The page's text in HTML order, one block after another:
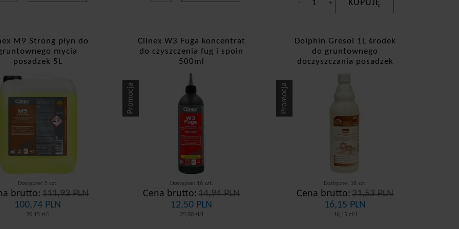
- + KUPUJĘ
M9 Strong płyn do
mycia
posadzek 5L
Dostępne: 5 szt.
brutto: 111,93 PLN
100,74 PLN
20,15 zł/l
Clinex W3 Fuga koncentrat
do czyszczenia fug i spoin
500ml
Dostępne: 16 szt.
Cena brutto: 14,94 PLN
12,50 PLN
25,00 zł/l
Promocja
Dolphin Gresol 1L środek
do gruntownego
doczyszczania posadzek
Dostępne: 16 szt.
Cena brutto: 21,53 PLN
16,15 PLN
16,15 zł/l
Promocja